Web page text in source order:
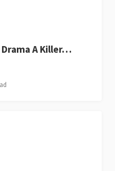
A Killer…